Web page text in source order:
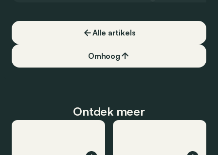
Alle artikels
Omhoog
Ontdek meer